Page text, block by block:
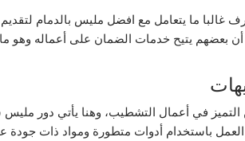
غالبا ما يتعامل مع افضل مليس بالدمام
أن بعضهم يتيح خدمات الضمان على أعماله وهو ما
في أعمال التشطيب، وهنا يأتي دور مليس
العمل باستخدام أدوات متطورة ومواد ذات